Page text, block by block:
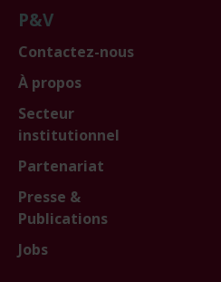
P&V
Contactez-nous
À propos
Secteur
institutionnel
Partenariat
Presse &
Publications
Jobs